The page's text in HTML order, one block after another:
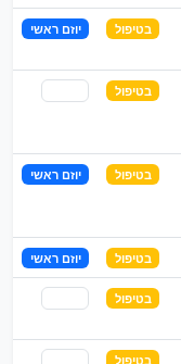
בטיפול יוזם ראשי
בטיפול
בטיפול יוזם ראשי
בטיפול יוזם ראשי
בטיפול
בטיפול